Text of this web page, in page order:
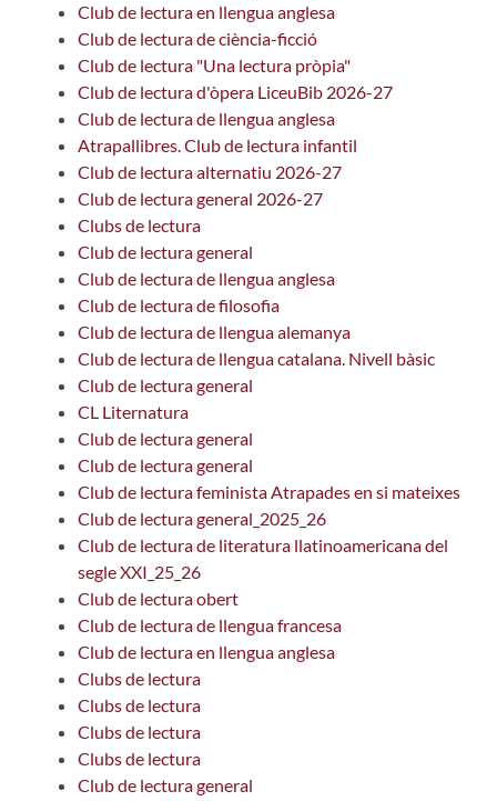
Club de lectura en llengua anglesa
Club de lectura de ciència-ficció
Club de lectura "Una lectura pròpia"
Club de lectura d'òpera LiceuBib 2026-27
Club de lectura de llengua anglesa
Atrapallibres. Club de lectura infantil
Club de lectura alternatiu 2026-27
Club de lectura general 2026-27
Clubs de lectura
Club de lectura general
Club de lectura de llengua anglesa
Club de lectura de filosofia
Club de lectura de llengua alemanya
Club de lectura de llengua catalana. Nivell bàsic
Club de lectura general
CL Liternatura
Club de lectura general
Club de lectura general
Club de lectura feminista Atrapades en si mateixes
Club de lectura general_2025_26
Club de lectura de literatura llatinoamericana del
segle XXI_25_26
Club de lectura obert
Club de lectura de llengua francesa
Club de lectura en llengua anglesa
Clubs de lectura
Clubs de lectura
Clubs de lectura
Clubs de lectura
Club de lectura general